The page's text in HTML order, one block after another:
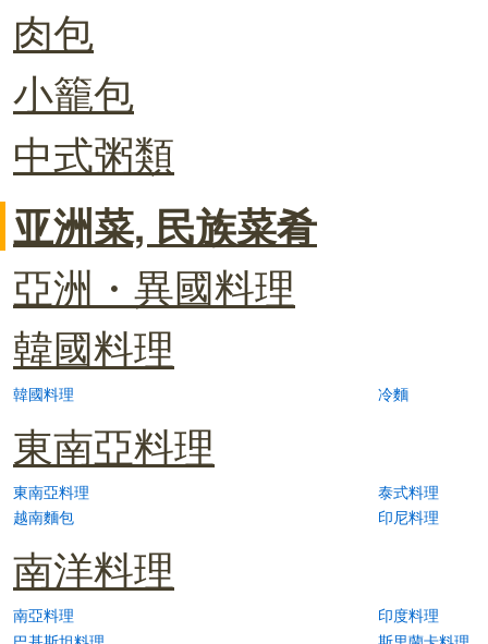
肉包
小籠包
中式粥類
亚洲菜, 民族菜肴
亞洲・異國料理
韓國料理
韓國料理 冷麵
東南亞料理
東南亞料理
泰式料理
越南麵包
印尼料理
南洋料理
南亞料理
印度料理